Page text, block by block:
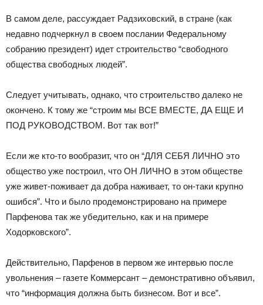
В самом деле, рассуждает Радзиховский, в стране (как
недавно подчеркнул в своем послании Федеральному
собранию президент) идет строительство “свободного
общества свободных людей”.
Следует учитывать, однако, что строительство далеко не
окончено. К тому же “строим мы ВСЕ ВМЕСТЕ, ДА ЕЩЕ И
ПОД РУКОВОДСТВОМ. Вот так вот!”
Если же кто-то вообразит, что он “ДЛЯ СЕБЯ ЛИЧНО это
общество уже построил, что ОН ЛИЧНО в этом обществе
уже живет-поживает да добра наживает, то он-таки крупно
ошибся”. Что и было продемонстрировано на примере
Парфенова так же убедительно, как и на примере
Ходорковского”.
Действительно, Парфенов в первом же интервью после
увольнения – газете Коммерсант – демонстративно объявил,
что “информация должна быть бизнесом. Вот и все”.